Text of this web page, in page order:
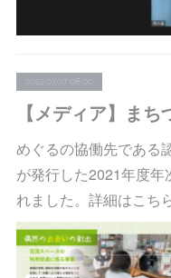
2022.07.07 08:00
めぐるの協働先である
が発行した2021年度年
れました。詳細はこち